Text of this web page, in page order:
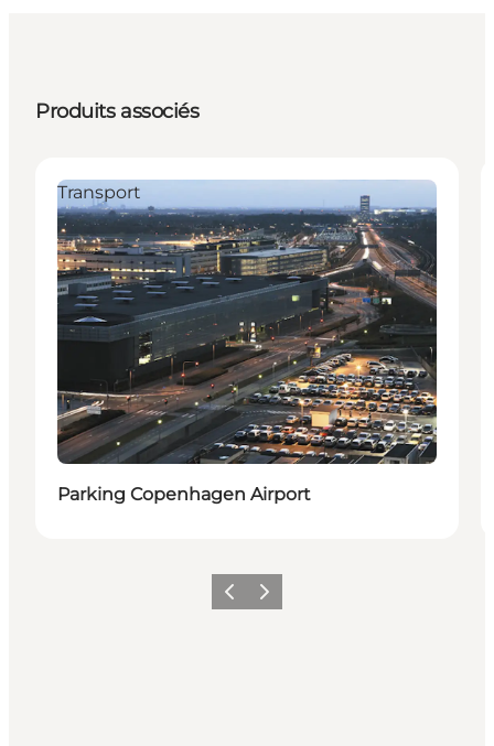
Produits associés
Transport
Parking Copenhagen Airport
PrécédentSuivant